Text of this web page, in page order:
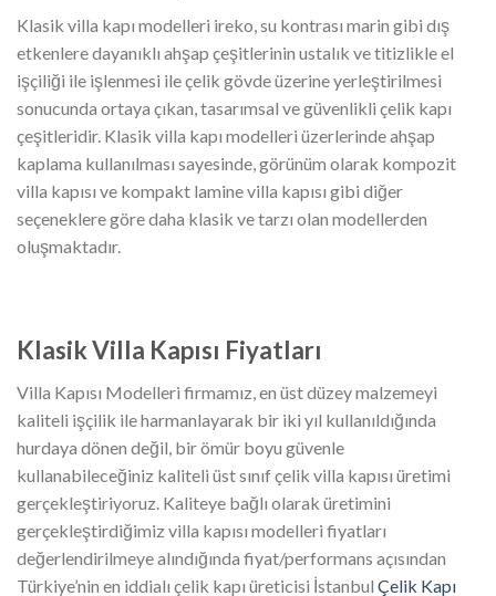
Klasik villa kapı modelleri ireko, su kontrası marin gibi dış
etkenlere dayanıklı ahşap çeşitlerinin ustalık ve titizlikle el
işçiliği ile işlenmesi ile çelik gövde üzerine yerleştirilmesi
sonucunda ortaya çıkan, tasarımsal ve güvenlikli çelik kapı
çeşitleridir. Klasik villa kapı modelleri üzerlerinde ahşap
kaplama kullanılması sayesinde, görünüm olarak kompozit
villa kapısı ve kompakt lamine villa kapısı gibi diğer
seçeneklere göre daha klasik ve tarzı olan modellerden
oluşmaktadır.
Klasik Villa Kapısı Fiyatları
Villa Kapısı Modelleri firmamız, en üst düzey malzemeyi
kaliteli işçilik ile harmanlayarak bir iki yıl kullanıldığında
hurdaya dönen değil, bir ömür boyu güvenle
kullanabileceğiniz kaliteli üst sınıf çelik villa kapısı üretimi
gerçekleştiriyoruz. Kaliteye bağlı olarak üretimini
gerçekleştirdiğimiz villa kapısı modelleri fiyatları
değerlendirilmeye alındığında fiyat/performans açısından
Türkiye’nin en iddialı çelik kapı üreticisi İstanbul Çelik Kapı